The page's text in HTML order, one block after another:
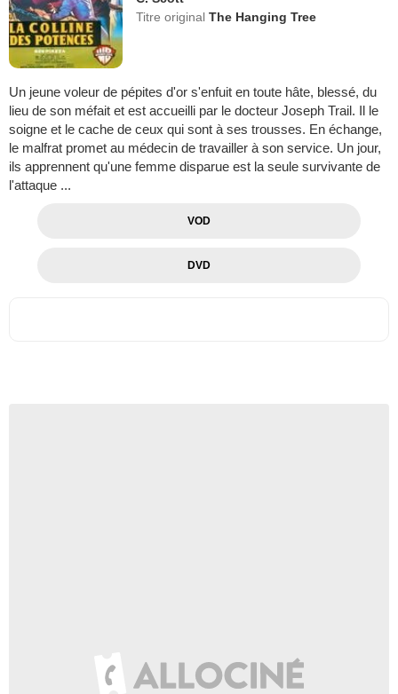
Titre originalThe Hanging Tree
Un jeune voleur de pépites d'or s'enfuit en toute hâte, blessé, du
lieu de son méfait et est accueilli par le docteur Joseph Trail. Il le
soigne et le cache de ceux qui sont à ses trousses. En échange,
le malfrat promet au médecin de travailler à son service. Un jour,
ils apprennent qu'une femme disparue est la seule survivante de
l'attaque ...
VOD
DVD